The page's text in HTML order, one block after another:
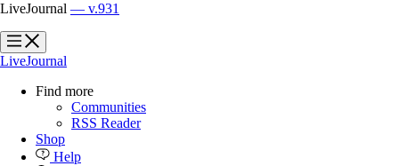
LiveJournal — v.931
?
?
LiveJournal
Find more
Communities
RSS Reader
Shop
Help